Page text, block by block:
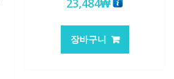
23,484₩
장바구니